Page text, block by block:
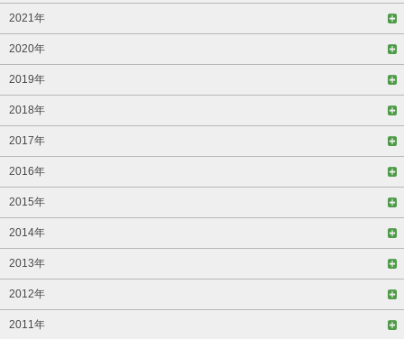
2021年
2020年
2019年
2018年
2017年
2016年
2015年
2014年
2013年
2012年
2011年